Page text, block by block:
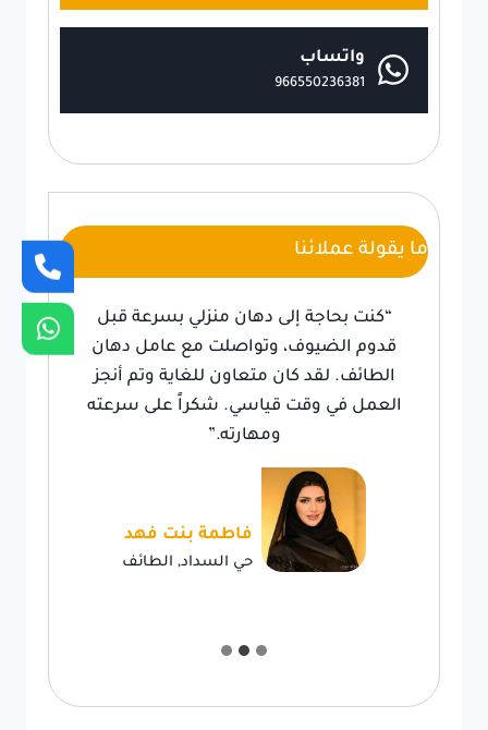
واتساب
966550236381
ما يقولة عملائنا
“كنت بحاجة إلى دهان منزلي بسرعة قبل
قدوم الضيوف، وتواصلت مع عامل دهان
الطائف. لقد كان متعاون للغاية وتم أنجز
العمل في وقت قياسي. شكراً على سرعته
ومهارته.”
فاطمة بنت فهد
حي السداد, الطائف